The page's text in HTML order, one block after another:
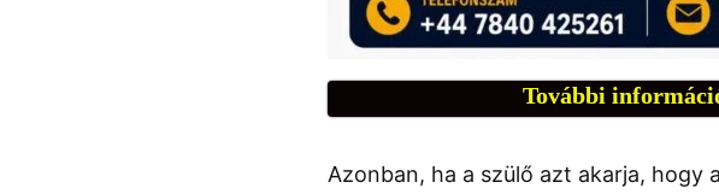
További
Azonban, ha a szülő azt akarja, hogy